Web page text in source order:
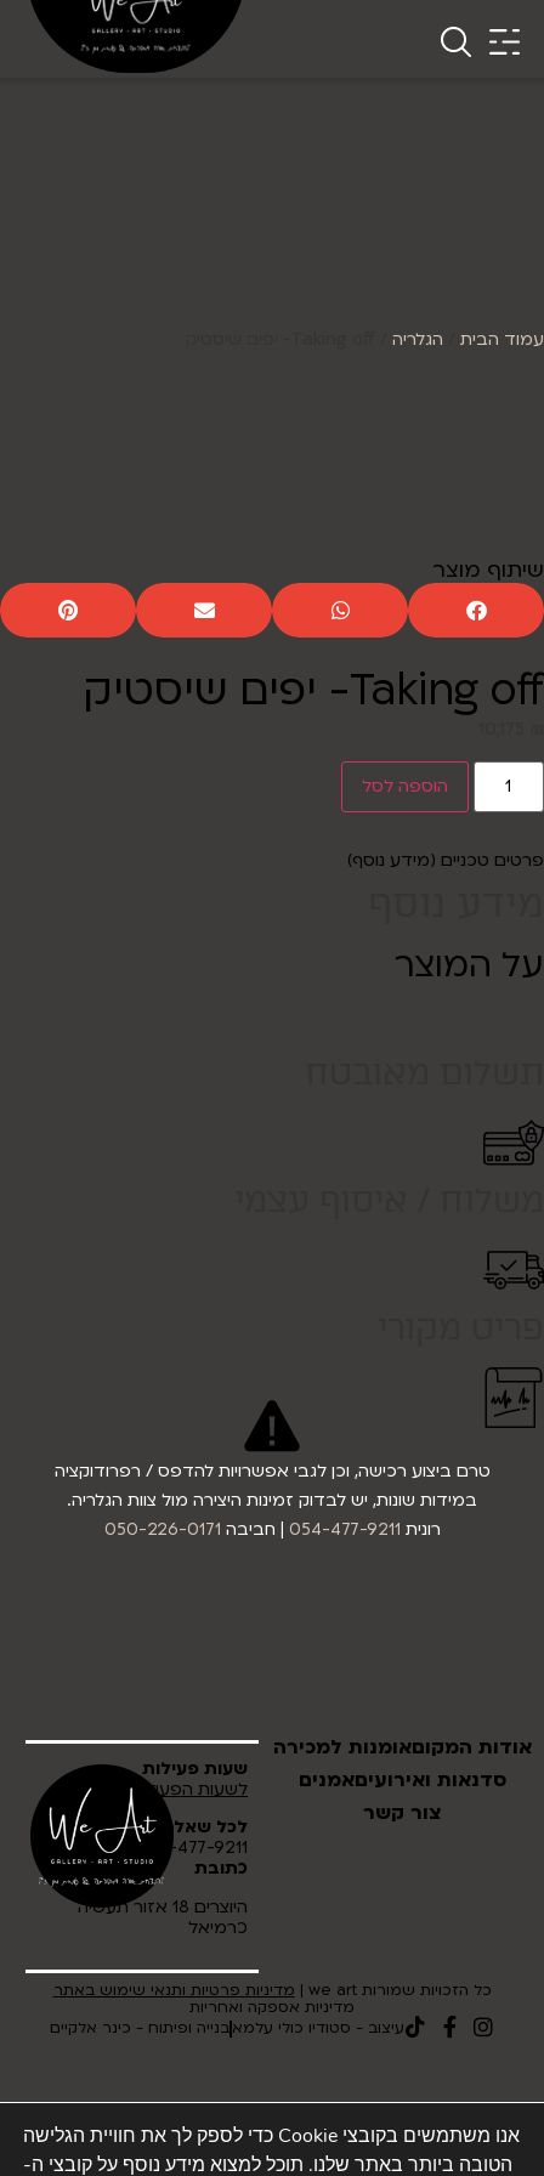
עמוד הבית הגלריה
שיתוף מוצר
Taking off- יפים שיסטיק
הוספה לסל
פרטים טכניים (מידע נוסף)
על המוצר
טרם ביצוע רכישה, וכן לגבי אפשרויות להדפס / רפרודוקציה
במידות שונות, יש לבדוק זמינות היצירה מול צוות הגלריה.
רונית 054-477-9211 | חביבה 050-226-0171
שעות פעילות
לשעות הפעילות לחץ כאן
לכל שאלה
054-477-9211
כתובת
היוצרים 18 אזור תעשיה
כרמיאל
אודות המקוםאומנות למכירה
סדנאות ואירועיםאמנים
צור קשר
כל הזכויות שמורות we art |
מדיניות פרטיות ותנאי שימוש באתר
מדיניות אספקה ואחריות
עיצוב - סטודיו כולי עלמאבנייה ופיתוח - כינר אלקיים
אנו משתמשים בקובצי Cookie כדי לספק לך את חוויית הגלישה
הטובה ביותר באתר שלנו. תוכל למצוא מידע נוסף על קובצי ה-